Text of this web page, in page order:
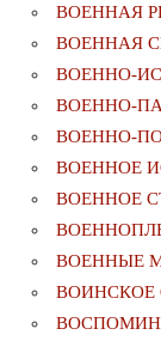
ВОЕННАЯ
ВОЕННАЯ
ВОЕННО-
ВОЕННО-
ВОЕННО-
ВОЕННОЕ
ВОЕННОЕ
ВОЕННЫЕ
ВОИНСКОЕ